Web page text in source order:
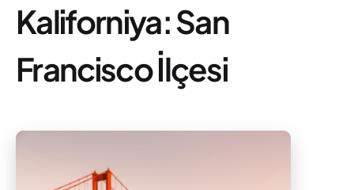
Kaliforniya: San
Francisco İlçesi